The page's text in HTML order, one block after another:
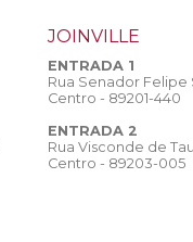
JOINVILLE
ENTRADA 1
Rua Senador
Centro - 89201-440
ENTRADA 2
Rua Visconde de
Centro - 89203-005